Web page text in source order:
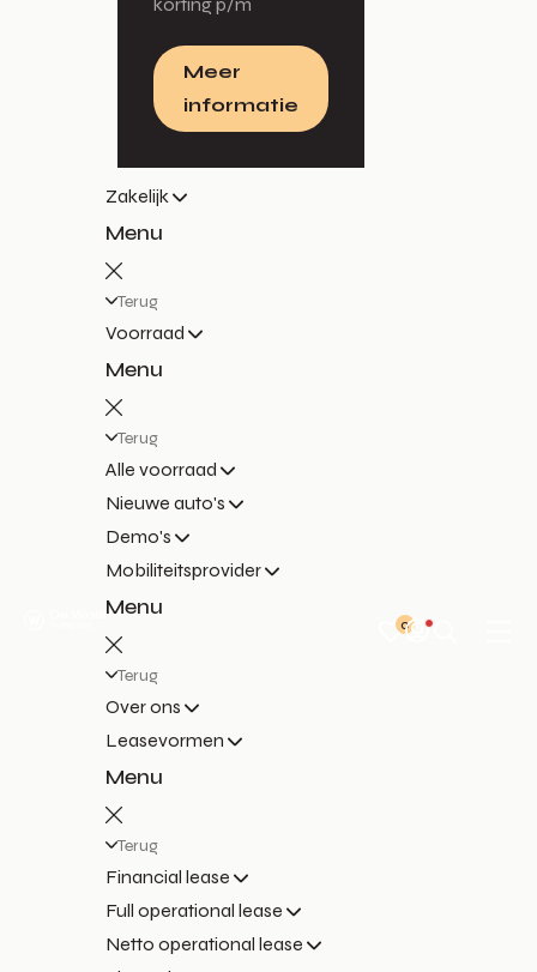
Meer
informatie
Zakelijk
Menu
Terug
Voorraad
Menu
Terug
Alle voorraad
Nieuwe auto's
Demo's
Mobiliteitsprovider
Menu
Terug
Over ons
Leasevormen
Menu
Terug
Financial lease
Full operational lease
Netto operational lease
0